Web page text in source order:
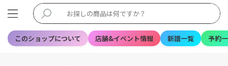
このショップについて 店舗&イベント情報 新譜一覧 予約